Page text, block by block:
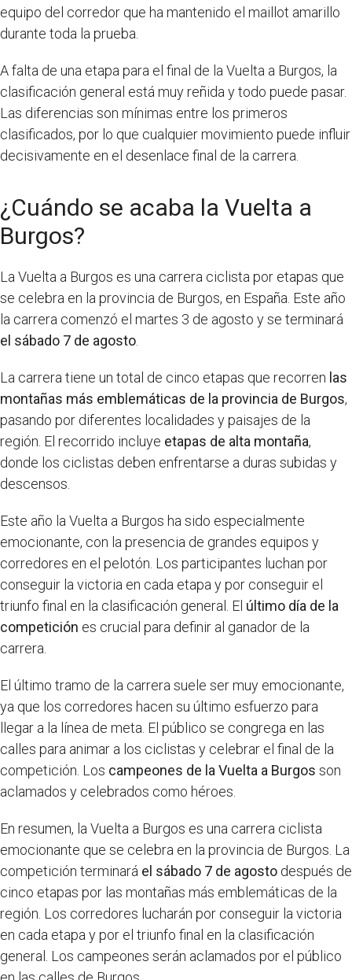
equipo del corredor que ha mantenido el maillot amarillo
durante toda la prueba.
A falta de una etapa para el final de la Vuelta a Burgos, la
clasificación general está muy reñida y todo puede pasar.
Las diferencias son mínimas entre los primeros
clasificados, por lo que cualquier movimiento puede influir
decisivamente en el desenlace final de la carrera.
¿Cuándo se acaba la Vuelta a
Burgos?
La Vuelta a Burgos es una carrera ciclista por etapas que
se celebra en la provincia de Burgos, en España. Este año
la carrera comenzó el martes 3 de agosto y se terminará
el sábado 7 de agosto
La carrera tiene un total de cinco etapas que recorren las
montañas más emblemáticas de la provincia de Burgos,
pasando por diferentes localidades y paisajes de la
región. El recorrido incluye etapas de alta montaña,
donde los ciclistas deben enfrentarse a duras subidas y
descensos.
Este año la Vuelta a Burgos ha sido especialmente
emocionante, con la presencia de grandes equipos y
corredores en el pelotón. Los participantes luchan por
conseguir la victoria en cada etapa y por conseguir el
triunfo final en la clasificación general. El último día de la
competición es crucial para definir al ganador de la
carrera.
El último tramo de la carrera suele ser muy emocionante,
ya que los corredores hacen su último esfuerzo para
llegar a la línea de meta. El público se congrega en las
calles para animar a los ciclistas y celebrar el final de la
competición. Los campeones de la Vuelta a Burgos son
aclamados y celebrados como héroes.
En resumen, la Vuelta a Burgos es una carrera ciclista
emocionante que se celebra en la provincia de Burgos. La
competición terminará el sábado 7 de agosto después de
cinco etapas por las montañas más emblemáticas de la
región. Los corredores lucharán por conseguir la victoria
en cada etapa y por el triunfo final en la clasificación
general. Los campeones serán aclamados por el público